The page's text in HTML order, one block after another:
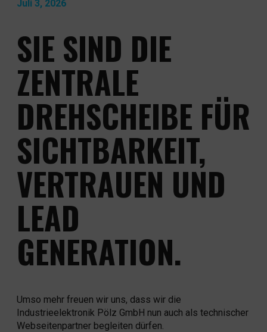
Juli 3, 2026
SIE SIND DIE
ZENTRALE
DREHSCHEIBE FÜR
SICHTBARKEIT,
VERTRAUEN UND
LEAD
GENERATION.
Umso mehr freuen wir uns, dass wir die
Industrieelektronik Pölz GmbH nun auch als technischer
Webseitenpartner begleiten dürfen.